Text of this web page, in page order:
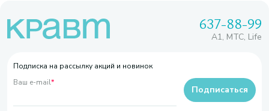
637-88-99
A1, МТС, Life
Подписка на рассылку акций и новинок
Ваш e-mail*
Подписаться